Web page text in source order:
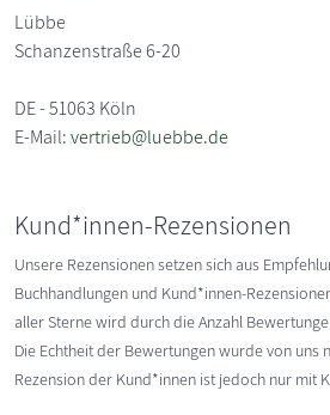
Lübbe
Schanzenstraße 6-20
DE - 51063 Köln
E-Mail:vertrieb@luebbe.de
Kund*innen-Rezensionen
Unsere Rezensionen setzen sich aus
Buchhandlungen und Kund*innen-
aller Sterne wird durch die Anzahl
Die Echtheit der Bewertungen wurde von uns
Rezension der Kund*innen ist jedoch nur mit